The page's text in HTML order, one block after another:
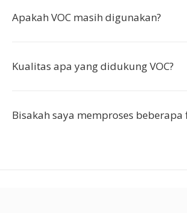
Apakah VOC masih digunakan?
Kualitas apa yang didukung VOC?
Bisakah saya memproses beberapa